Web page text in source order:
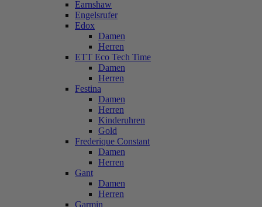
Earnshaw
Engelsrufer
Edox
Damen
Herren
ETT Eco Tech Time
Damen
Herren
Festina
Damen
Herren
Kinderuhren
Gold
Frederique Constant
Damen
Herren
Gant
Damen
Herren
Garmin